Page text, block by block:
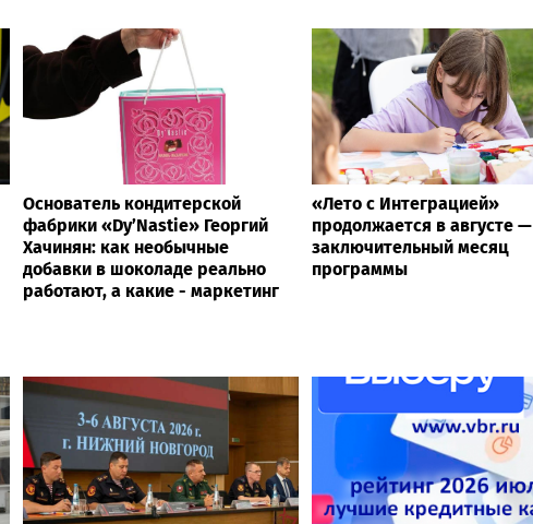
Основатель кондитерской
фабрики «Dy’Nastie» Георгий
Хачинян: как необычные
добавки в шоколаде реально
работают, а какие - маркетинг
«Лето с Интеграцией»
продолжается в августе —
заключительный месяц
программы